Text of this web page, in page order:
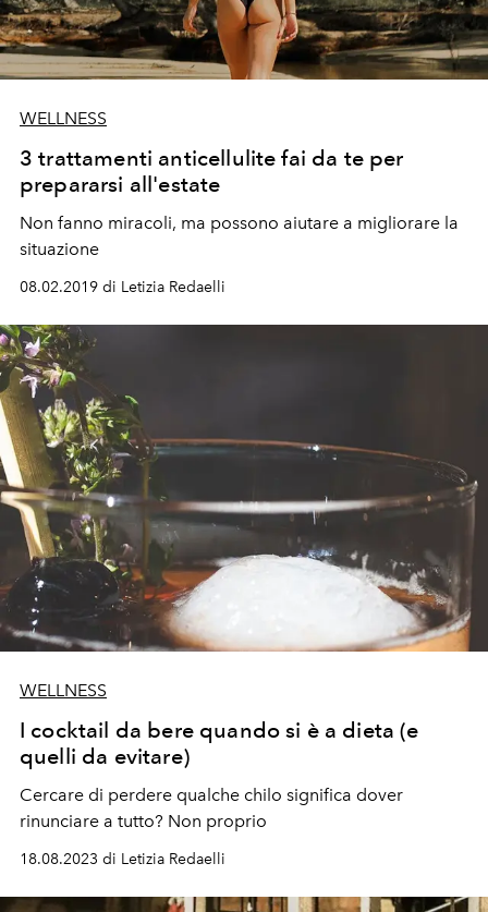
WELLNESS
3 trattamenti anticellulite fai da te per
prepararsi all'estate
Non fanno miracoli, ma possono aiutare a migliorare la
situazione
08.02.2019 di Letizia Redaelli
WELLNESS
I cocktail da bere quando si è a dieta (e
quelli da evitare)
Cercare di perdere qualche chilo significa dover
rinunciare a tutto? Non proprio
18.08.2023 di Letizia Redaelli